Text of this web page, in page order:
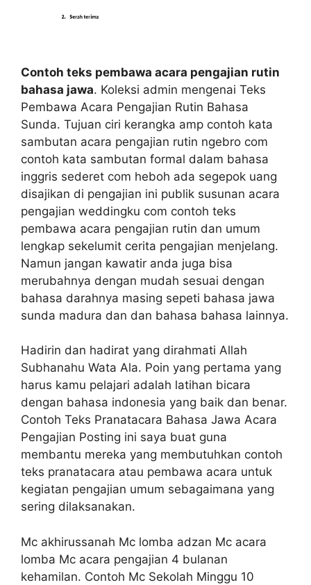
Contoh teks pembawa acara pengajian rutin
bahasa jawa. Koleksi admin mengenai Teks
Pembawa Acara Pengajian Rutin Bahasa
Sunda. Tujuan ciri kerangka amp contoh kata
sambutan acara pengajian rutin ngebro com
contoh kata sambutan formal dalam bahasa
inggris sederet com heboh ada segepok uang
disajikan di pengajian ini publik susunan acara
pengajian weddingku com contoh teks
pembawa acara pengajian rutin dan umum
lengkap sekelumit cerita pengajian menjelang.
Namun jangan kawatir anda juga bisa
merubahnya dengan mudah sesuai dengan
bahasa darahnya masing sepeti bahasa jawa
sunda madura dan dan bahasa bahasa lainnya.
Hadirin dan hadirat yang dirahmati Allah
Subhanahu Wata Ala. Poin yang pertama yang
harus kamu pelajari adalah latihan bicara
dengan bahasa indonesia yang baik dan benar.
Contoh Teks Pranatacara Bahasa Jawa Acara
Pengajian Posting ini saya buat guna
membantu mereka yang membutuhkan contoh
teks pranatacara atau pembawa acara untuk
kegiatan pengajian umum sebagaimana yang
sering dilaksanakan.
Mc akhirussanah Mc lomba adzan Mc acara
lomba Mc acara pengajian 4 bulanan
kehamilan. Contoh Mc Sekolah Minggu 10